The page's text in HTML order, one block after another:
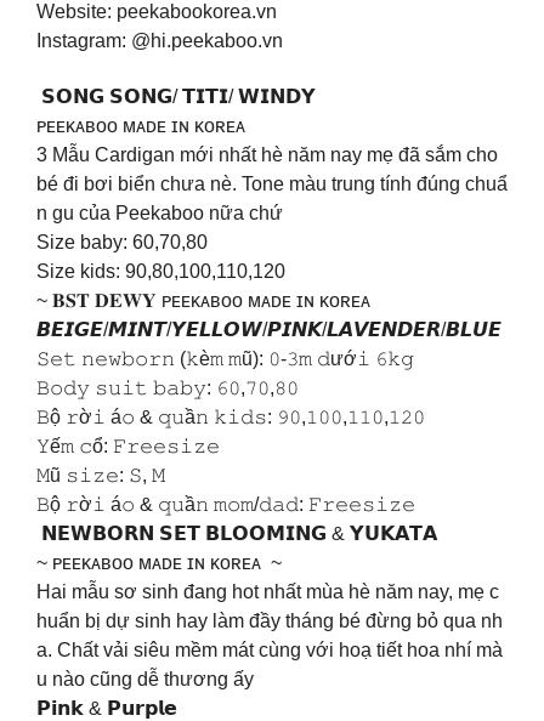
Website: peekabookorea.vn
Instagram: @hi.peekaboo.vn
𝗦𝗢𝗡𝗚 𝗦𝗢𝗡𝗚/ 𝗧𝗜𝗧𝗜/ 𝗪𝗜𝗡𝗗𝗬
ᴘᴇᴇᴋᴀʙᴏᴏ ᴍᴀᴅᴇ ɪɴ ᴋᴏʀᴇᴀ
3 Mẫu Cardigan mới nhất hè năm nay mẹ đã sắm cho
bé đi bơi biển chưa nè. Tone màu trung tính đúng chuẩ
n gu của Peekaboo nữa chứ
Size baby: 60,70,80
Size kids: 90,80,100,110,120
~ 𝐁𝐒𝐓 𝐃𝐄𝐖𝐘 ᴘᴇᴇᴋᴀʙᴏᴏ ᴍᴀᴅᴇ ɪɴ ᴋᴏʀᴇᴀ
𝘽𝙀𝙄𝙂𝙀/𝙈𝙄𝙉𝙏/𝙔𝙀𝙇𝙇𝙊𝙒/𝙋𝙄𝙉𝙆/𝙇𝘼𝙑𝙀𝙉𝘿𝙀𝙍/𝘽𝙇𝙐𝙀
𝚂𝚎𝚝 𝚗𝚎𝚠𝚋𝚘𝚛𝚗 (𝚔è𝚖 𝚖ũ): 𝟶-𝟹𝚖 𝚍ướ𝚒 𝟼𝚔𝚐
𝙱𝚘𝚍𝚢 𝚜𝚞𝚒𝚝 𝚋𝚊𝚋𝚢: 𝟼𝟶,𝟽𝟶,𝟾𝟶
𝙱ộ 𝚛ờ𝚒 á𝚘 & 𝚚𝚞ầ𝚗 𝚔𝚒𝚍𝚜: 𝟿𝟶,𝟷𝟶𝟶,𝟷𝟷𝟶,𝟷𝟸𝟶
𝚈ế𝚖 𝚌ổ: 𝙵𝚛𝚎𝚎𝚜𝚒𝚣𝚎
𝙼ũ 𝚜𝚒𝚣𝚎: 𝚂, 𝙼
𝙱ộ 𝚛ờ𝚒 á𝚘 & 𝚚𝚞ầ𝚗 𝚖𝚘𝚖/𝚍𝚊𝚍: 𝙵𝚛𝚎𝚎𝚜𝚒𝚣𝚎
𝗡𝗘𝗪𝗕𝗢𝗥𝗡 𝗦𝗘𝗧 𝗕𝗟𝗢𝗢𝗠𝗜𝗡𝗚 & 𝗬𝗨𝗞𝗔𝗧𝗔
~ ᴘᴇᴇᴋᴀʙᴏᴏ ᴍᴀᴅᴇ ɪɴ ᴋᴏʀᴇᴀ ~
Hai mẫu sơ sinh đang hot nhất mùa hè năm nay, mẹ c
huẩn bị dự sinh hay làm đầy tháng bé đừng bỏ qua nh
a. Chất vải siêu mềm mát cùng với hoạ tiết hoa nhí mà
u nào cũng dễ thương ấy
𝗣𝗶𝗻𝗸 & 𝗣𝘂𝗿𝗽𝗹𝗲